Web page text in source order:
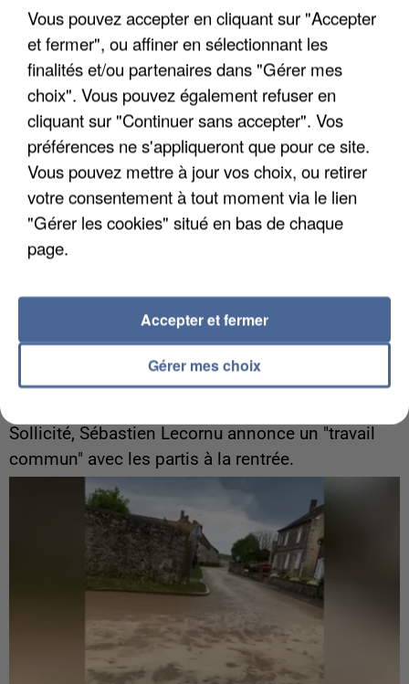
Un cofondateur du réseau avait été interpellé
quelques jours plus tôt.
Gabriel Attal et Raphaël Glucksmann visés par des
Sollicité, Sébastien Lecornu annonce un "travail
commun" avec les partis à la rentrée.
Vous pouvez accepter en cliquant sur "Accepter
et fermer", ou affiner en sélectionnant les
finalités et/ou partenaires dans "Gérer mes
choix". Vous pouvez également refuser en
cliquant sur "Continuer sans accepter". Vos
préférences ne s'appliqueront que pour ce site.
Vous pouvez mettre à jour vos choix, ou retirer
votre consentement à tout moment via le lien
"Gérer les cookies" situé en bas de chaque
page.
Gérer mes choix
Accepter et fermer